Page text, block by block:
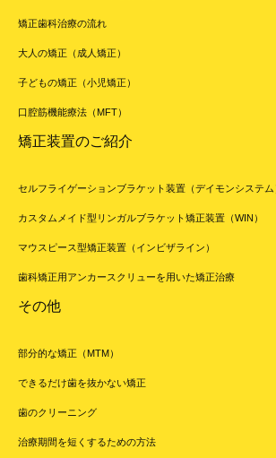
矯正歯科治療の流れ
大人の矯正（成人矯正）
子どもの矯正（小児矯正）
口腔筋機能療法（MFT）
矯正装置のご紹介
セルフライゲーションブラケット装置（デイモンシステム
カスタムメイド型リンガルブラケット矯正装置（WIN）
マウスピース型矯正装置（インビザライン）
歯科矯正用アンカースクリューを用いた矯正治療
その他
部分的な矯正（MTM）
できるだけ歯を抜かない矯正
歯のクリーニング
治療期間を短くするための方法